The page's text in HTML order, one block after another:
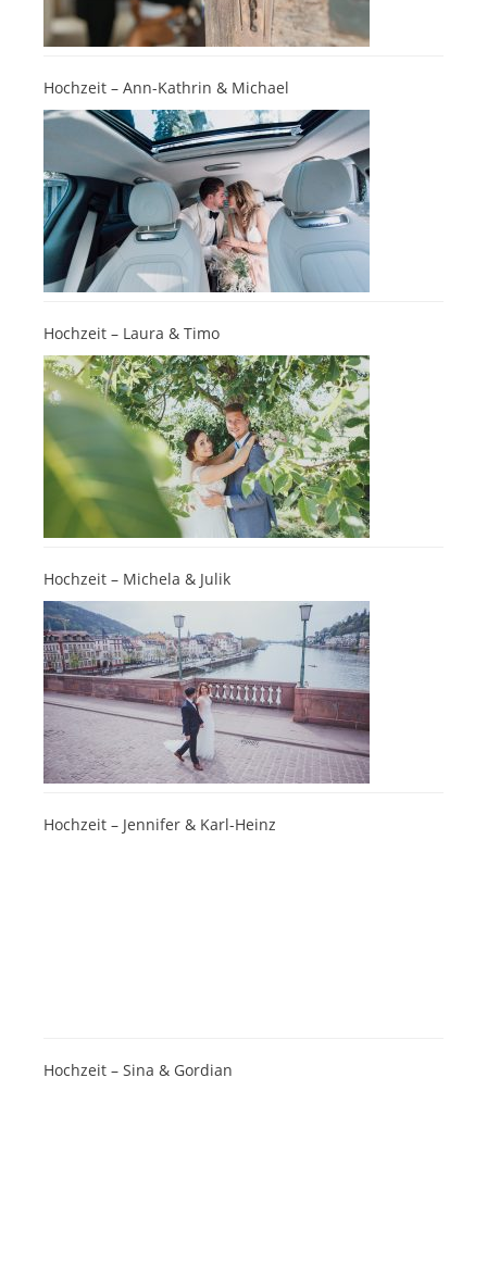
Hochzeit – Ann-Kathrin & Michael
Hochzeit – Laura & Timo
Hochzeit – Michela & Julik
Hochzeit – Jennifer & Karl-Heinz
Hochzeit – Sina & Gordian